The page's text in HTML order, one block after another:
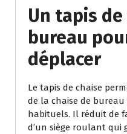
Un tapis
bureau
déplacer
Le tapis de chaise
de la chaise de
habituels. Il réduit de
d’un siège roulant qui